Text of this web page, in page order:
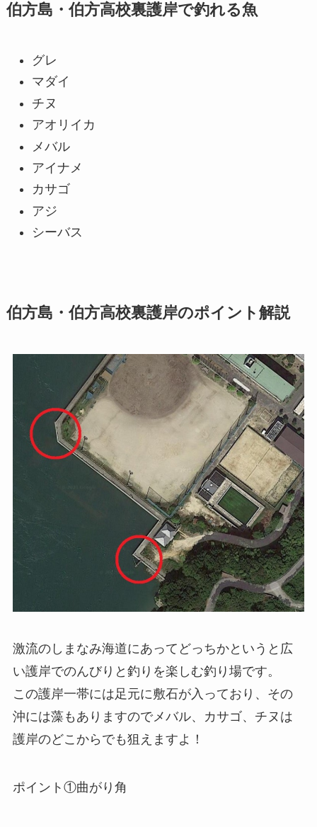
伯方島・伯方高校裏護岸で釣れる魚
グレ
マダイ
チヌ
アオリイカ
メバル
アイナメ
カサゴ
アジ
シーバス
伯方島・伯方高校裏護岸のポイント解説
激流のしまなみ海道にあってどっちかというと広
い護岸でのんびりと釣りを楽しむ釣り場です。
この護岸一帯には足元に敷石が入っており、その
沖には藻もありますのでメバル、カサゴ、チヌは
護岸のどこからでも狙えますよ！
ポイント①曲がり角